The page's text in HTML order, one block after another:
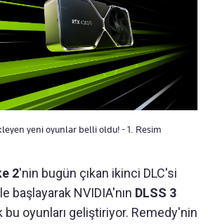
yeni oyunlar belli oldu! - 1. Resim
2'nin bugün çıkan ikinci DLC'si
başlayarak NVIDIA'nın DLSS 3
oyunları geliştiriyor. Remedy'nin